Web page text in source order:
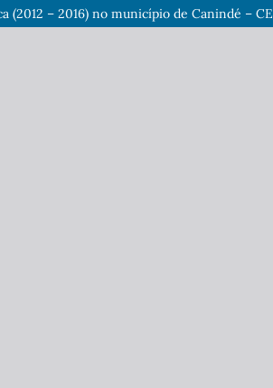
(2012 – 2016) no município de Canindé – CE